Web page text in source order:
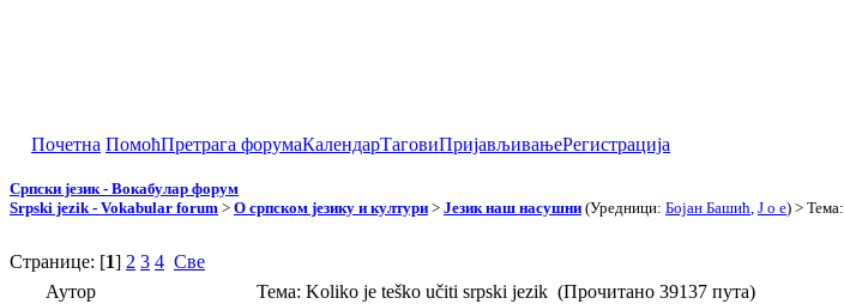
Почетна ПомоћПретрага форумаКалендарТаговиПријављивањеРегистрација
Српски језик - Вокабулар форум
Srpski jezik - Vokabular forum > О српском језику и култури > Језик наш насушни (Уредници: Бојан Башић J o e) > Тема:
Странице: [1] 2 3 4 Све
Аутор
Тема: Koliko je teško učiti srpski jezik (Прочитано 39137 пута)